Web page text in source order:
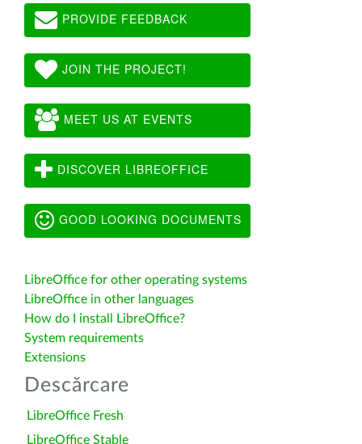
PROVIDE FEEDBACK
JOIN THE PROJECT!
MEET US AT EVENTS
DISCOVER LIBREOFFICE
GOOD LOOKING DOCUMENTS
LibreOffice for other operating systems
LibreOffice in other languages
How do I install LibreOffice?
System requirements
Extensions
Descărcare
LibreOffice Fresh
LibreOffice Stable